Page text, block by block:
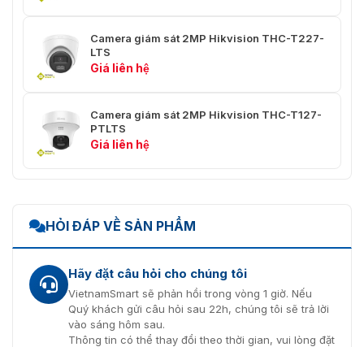
Nguồn điện 12 VDC ± 25%, tối đa 5,7 W
Vật liệu
Kích thước
(7,05" × 2,6" × 2,72")
Cân nặng
(không ngưng tụ)
Giao tiếp HIKVISION-C
Ngôn ngữ
IP67
Camera giám sát 2MP Hikvision THC-T227-
LTS
Giá liên hệ
Camera giám sát 2MP Hikvision THC-T127-
PTLTS
Giá liên hệ
HỎI ĐÁP VỀ SẢN PHẨM
Hãy đặt câu hỏi cho chúng tôi
VietnamSmart sẽ phản hồi trong vòng 1 giờ. Nếu
Quý khách gửi câu hỏi sau 22h, chúng tôi sẽ trả lời
vào sáng hôm sau.
Thông tin có thể thay đổi theo thời gian, vui lòng đặt